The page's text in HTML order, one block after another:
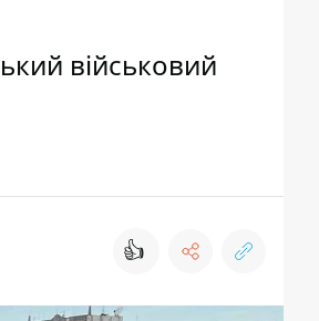
військовий
👍